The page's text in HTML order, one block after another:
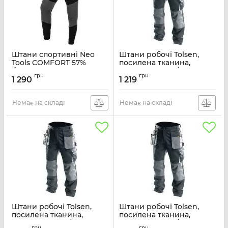
Штани спортивні Neo
Tools COMFORT 57%
бавовна 39% поліестер
4% еластан, М, чорний
Артикул: 81-282-M
1 290 грн
Немає на складі
Штани робочі Tolsen,
посилена тканина,
щільність 260 г/м2,
посилений шов, XXL(56),
1 219 грн
Немає на складі
Штани робочі Tolsen,
посилена тканина,
щільність 260 г/м2,
Штани робочі Tolsen,
посилена тканина,
щільність 260 г/м2,